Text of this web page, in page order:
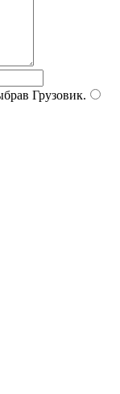
Грузовик.